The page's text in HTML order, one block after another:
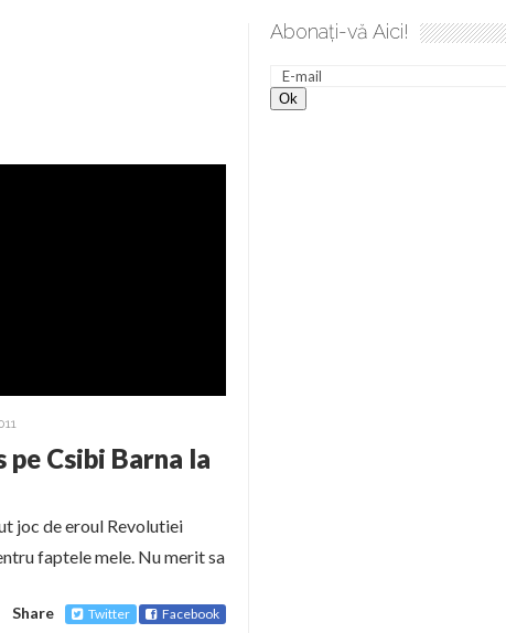
spre desăvârșire. Gând de duminică de Elena Solunca Moise
Csibi Barna la
joc de eroul Revolutiei
faptele mele. Nu merit sa
Share Twitter Facebook
Abonați-vă Aici!